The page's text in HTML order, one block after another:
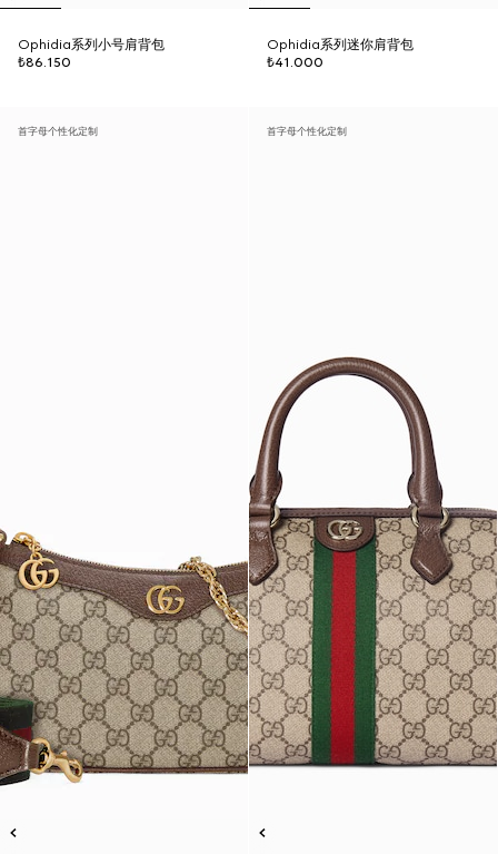
Ophidia系列小号肩背包
₺86.150
Ophidia系列迷你肩背包
₺41.000
首字母个性化定制 首字母个性化定制